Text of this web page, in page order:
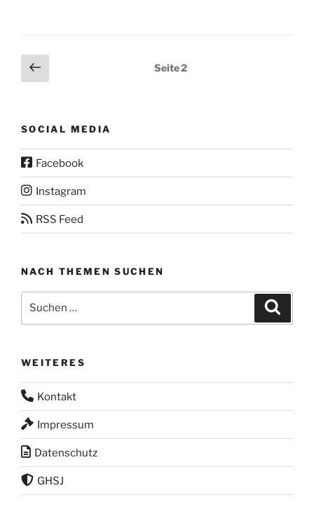
Seitennummerierung
der
Vorherige
Seite
Seite2
SOCIAL MEDIA
Facebook
Instagram
RSS Feed
NACH THEMEN SUCHEN
nach:
WEITERES
Kontakt
Impressum
Datenschutz
GHSJ